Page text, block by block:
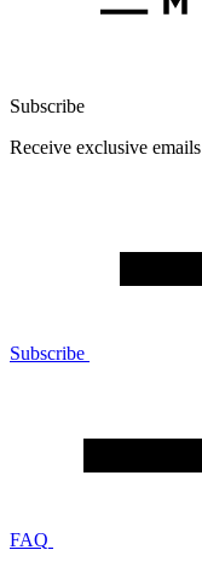
Subscribe
Receive exclusive emails
Subscribe
FAQ